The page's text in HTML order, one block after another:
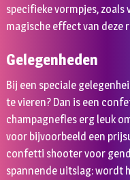
specifieke vormpjes,
magische effect van
Gelegenheden
Bij een speciale
te vieren? Dan is een
champagnefles erg leuk
voor bijvoorbeeld een
confetti shooter voor
spannende uitslag: wordt